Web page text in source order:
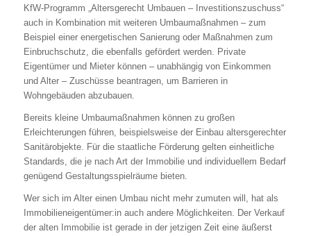
KfW-Programm „Altersgerecht Umbauen – Investitionszuschuss“
auch in Kombination mit weiteren Umbaumaßnahmen – zum
Beispiel einer energetischen Sanierung oder Maßnahmen zum
Einbruchschutz, die ebenfalls gefördert werden. Private
Eigentümer und Mieter können – unabhängig von Einkommen
und Alter – Zuschüsse beantragen, um Barrieren in
Wohngebäuden abzubauen.
Bereits kleine Umbaumaßnahmen können zu großen
Erleichterungen führen, beispielsweise der Einbau altersgerechter
Sanitärobjekte. Für die staatliche Förderung gelten einheitliche
Standards, die je nach Art der Immobilie und individuellem Bedarf
genügend Gestaltungsspielräume bieten.
Wer sich im Alter einen Umbau nicht mehr zumuten will, hat als
Immobilieneigentümer:in auch andere Möglichkeiten. Der Verkauf
der alten Immobilie ist gerade in der jetzigen Zeit eine äußerst